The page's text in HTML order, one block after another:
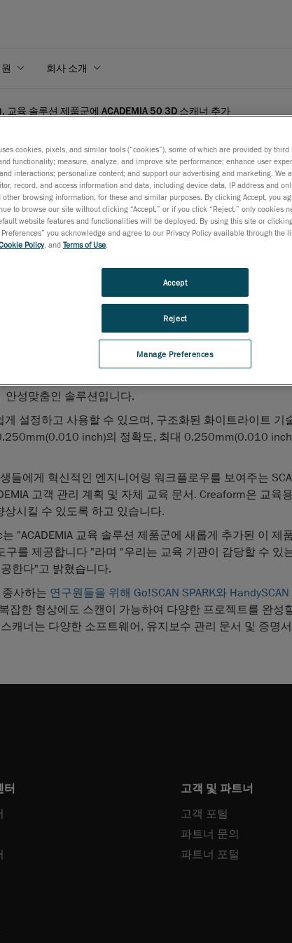
회사 소개
교육 솔루션 제품군에 ACADEMIA 50 3D 스캐너 추가
육 솔루션 제품군에
엔지니어링,디자인 관련 교육
휴대용 3D 측정 솔루션 분야의 세계적인 기업 Creaform(크
50 3D 스캐너를
ACADEMIA 교육 솔루션 제품군
전문가 등급의 휴대용 3D 스캐너로, 휴대용 3D 스캐너의
안성맞춤인 솔루션입니다.
설정하고 사용할 수 있으며, 구조화된 화이트라이트 기
inch)의 정확도, 최대 0.250mm(0.010
들에게 혁신적인 엔지니어링 워크플로우를 보여주는
고객 관리 계획 및 자체 교육 문서. Creaform은 교육
상시킬 수 있도록 하고 있습니다.
"ACADEMIA 교육 솔루션 제품군에 새롭게 추가된 이 제
를 제공합니다 "라며 "우리는 교육 기관이 감당할 수 있
한다"고 밝혔습니다.
사하는 연구원들을 위해 Go!SCAN SPARK와 HandySCAN
잡한 형상에도 스캔이 가능하여 다양한 프로젝트를 완성
캐너는 다양한 소프트웨어, 유지보수 관리 문서 및 증명
터
고객 및 파트너
고객 포털
파트너 문의
파트너 포털
cookies, pixels, and similar tools (“cookies”), some of which are provided by
functionality; measure, analyze, and improve site performance; enhance user
interactions; personalize content; and support our advertising and marketing. We
record, and access information and data, including device data, IP address and
other browsing information, for these and similar purposes. By clicking Accept, you
to browse our site without clicking “Accept,” or if you click “Reject,” only cookies
website features and functionalities will be deployed. By using this site or clicking
Preferences” you acknowledge and agree to our Privacy Policy available through the
Policy, and Terms of Use
Manage Preferences
Reject
Accept